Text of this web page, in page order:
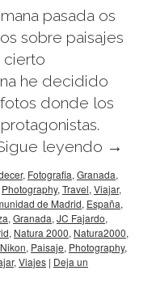
pasada os
sobre paisajes
cierto
he decidido
donde los
leyendo →
, Fotografia, Granada,
Photography, Travel, Viajar,
de Madrid, España,
, Granada, JC Fajardo,
, Natura 2000, Natura2000,
Nikon, Paisaje, Photography,
, Viajes | Deja un